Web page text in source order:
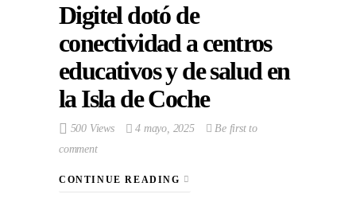
Digitel dotó de
conectividad a centros
educativos y de salud en
la Isla de Coche
500 Views 4 mayo, 2025
Be first to
comment
CONTINUE READING